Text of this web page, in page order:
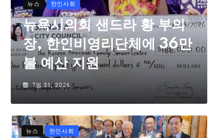
뉴스 한인사회
뉴욕시의회 샌드라 황 부의
장, 한인비영리단체에 36만
불 예산 지원
7월 31, 2026
뉴스 한인사회